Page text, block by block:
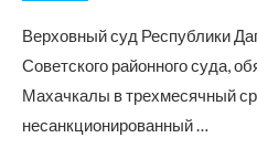
Верховный суд Республики
Советского районного суда,
Махачкалы в трехмесячный
несанкционированный …